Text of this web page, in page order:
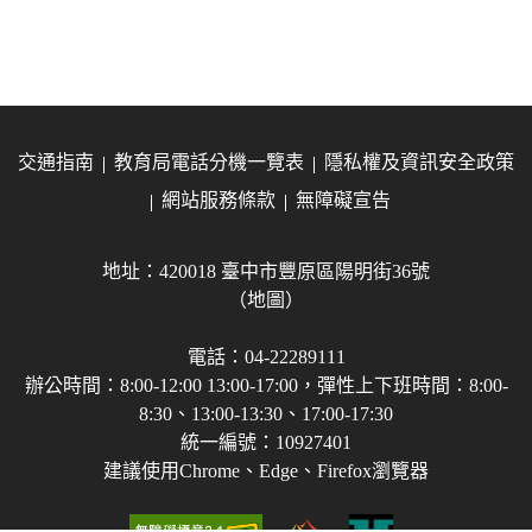
交通指南 教育局電話分機一覽表
隱私權及資訊安全政策
網站服務條款
無障礙宣告
地址：420018 臺中市豐原區陽明街36號
（地圖）
電話：04-22289111
辦公時間：8:00-12:00 13:00-17:00，彈性上下班時間：8:00-
8:30、13:00-13:30、17:00-17:30
統一編號：10927401
建議使用Chrome、Edge、Firefox瀏覽器